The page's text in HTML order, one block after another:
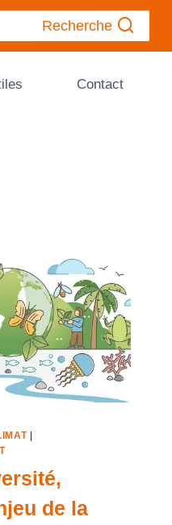
Recherche
Contact
|
de la